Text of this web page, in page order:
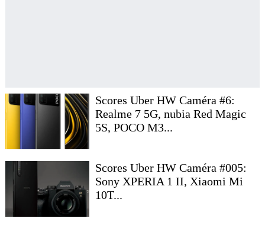
Scores Uber HW Caméra #6:
Realme 7 5G, nubia Red Magic
5S, POCO M3...
Scores Uber HW Caméra #005:
Sony XPERIA 1 II, Xiaomi Mi
10T...